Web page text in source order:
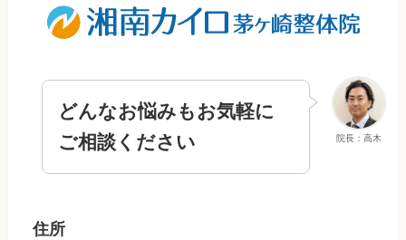
院長：高木
どんなお悩みもお気軽に
ご相談ください
住所